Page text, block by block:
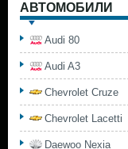
АВТОМОБИЛИ
Audi 80
Audi A3
Chevrolet Cruze
Chevrolet Lacetti
Daewoo Nexia